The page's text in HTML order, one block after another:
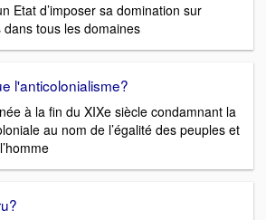
Etat d’imposer sa domination sur
dans tous les domaines
l'anticolonialisme?
à la fin du XIXe siècle condamnant la
au nom de l’égalité des peuples et